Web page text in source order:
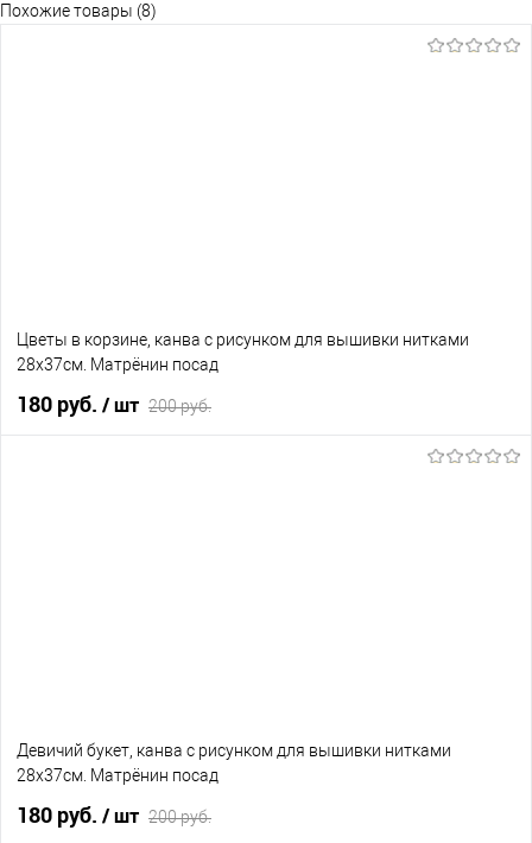
Похожие товары (8)
Цветы в корзине, канва с рисунком для вышивки нитками
28х37см. Матрёнин посад
180 руб. / шт 200 руб.
Девичий букет, канва с рисунком для вышивки нитками
28х37см. Матрёнин посад
180 руб. / шт 200 руб.